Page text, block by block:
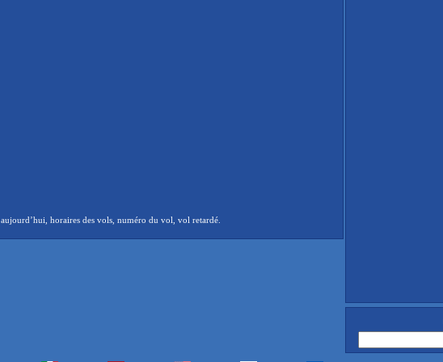
horaires des vols, numéro du vol, vol retardé.